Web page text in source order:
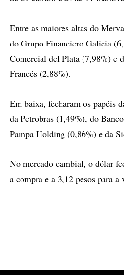
Entre as maiores altas do
do Grupo Financiero Galicia
Comercial del Plata (7,98%) e
Francés (2,88%).
Em baixa, fecharam os papéis
da Petrobras (1,49%), do
Pampa Holding (0,86%) e da
No mercado cambial, o dólar
a compra e a 3,12 pesos para a